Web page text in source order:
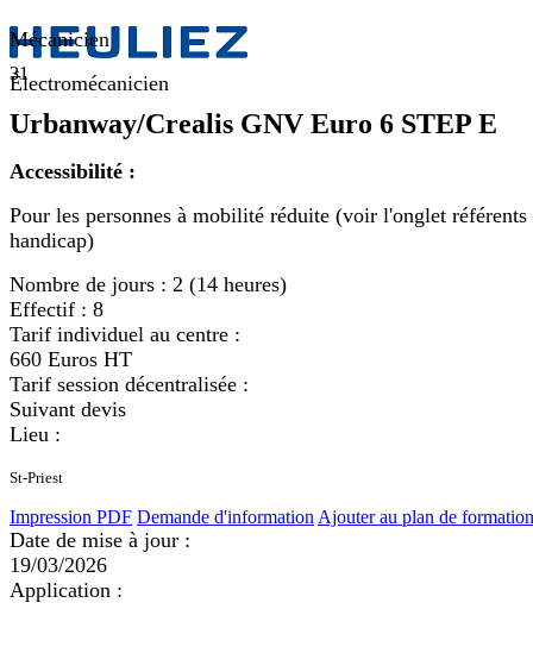
31
Urbanway/Crealis GNV Euro 6 STEP E
Mécanicien
Électromécanicien
Accessibilité :
Pour les personnes à mobilité réduite (voir l'onglet référents
handicap)
Nombre de jours : 2 (14 heures)
Effectif : 8
Tarif individuel au centre :
660 Euros HT
Tarif session décentralisée :
Suivant devis
Lieu :
St-Priest
Impression PDF Demande d'information Ajouter au plan de formation
Date de mise à jour :
19/03/2026
Application :